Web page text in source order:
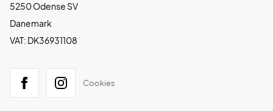
5250 Odense SV
Danemark
VAT: DK36931108
Cookies